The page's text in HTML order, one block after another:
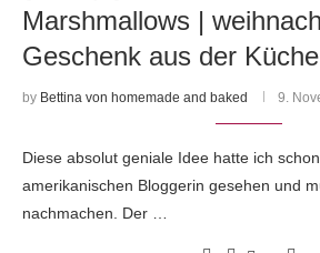
Marshmallows |
Geschenk aus der Küche
by Bettina von homemade and baked 9.
Diese absolut geniale Idee hatte ich
amerikanischen Bloggerin gesehen und
nachmachen. Der …